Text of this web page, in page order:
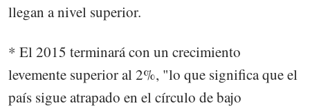
llegan a nivel superior.
* El 2015 terminará con un crecimiento
levemente superior al 2%, "lo que significa que el
país sigue atrapado en el círculo de bajo